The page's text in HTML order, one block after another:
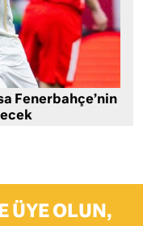
Fenerbahçe’nin
ÜYE OLUN,